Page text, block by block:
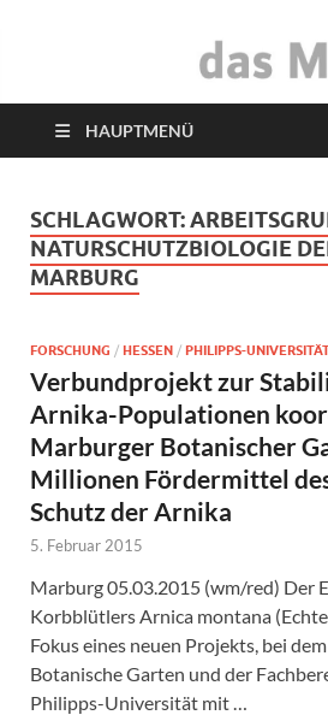
das
HAUPTMENÜ
SCHLAGWORT:
NATURSCHUTZBIOLOGIE
MARBURG
FORSCHUNG / HESSEN / PHILIPPS-
Verbundprojekt zur
Arnika-Populationen
Marburger Botanischer
Millionen Fördermittel
Schutz der Arnika
5. Februar 2015
Marburg 05.03.2015 (wm/red) Der
Korbblütlers Arnica montana
Fokus eines neuen Projekts, bei
Botanische Garten und der
Philipps-Universität mit …